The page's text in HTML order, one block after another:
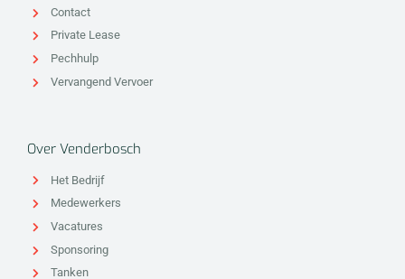
Contact
Private Lease
Pechhulp
Vervangend Vervoer
Over Venderbosch
Het Bedrijf
Medewerkers
Vacatures
Sponsoring
Tanken